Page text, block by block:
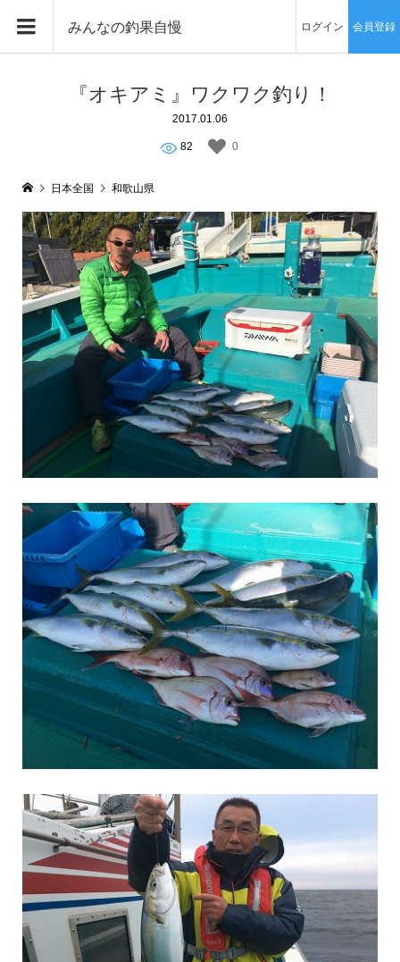
みんなの釣果自慢 ログイン 会員登録
『オキアミ』ワクワク釣り！
2017.01.06
82 0
日本全国 和歌山県